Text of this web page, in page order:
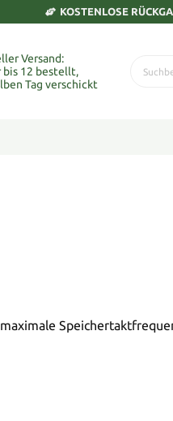
KOSTENLOSE
Versand:
bis 12 bestellt,
Tag verschickt